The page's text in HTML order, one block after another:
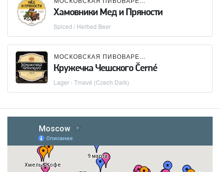
Хамовники Мед и Пряности
Spiced / Herbed Beer
МОСКОВСКАЯ ПИВОВАРЕННАЯ КОМПАНИЯ (МПК)
Кружечка Чешского Černé
Lager - Tmavé (Czech Dark)